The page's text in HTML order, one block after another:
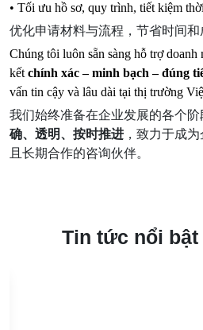
• Tối ưu hồ sơ, quy trình, tiết kiệm
优化申请材料与流程，节省时间和
Chúng tôi luôn sẵn sàng hỗ trợ
kết chính xác – minh bạch – đúng
vấn tin cậy và lâu dài tại thị trường
我们始终准备在企业发展的各个
确、透明、按时推进 ，致力于成
且长期合作的咨询伙伴。
Tin tức nổi bật